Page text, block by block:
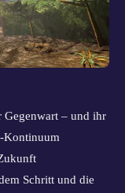
Gegenwart – und ihr
Kontinuum
Schritt und die